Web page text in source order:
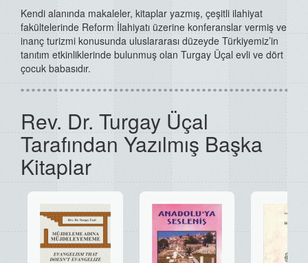
Kendi alanında makaleler, kitaplar yazmış, çeşitli ilahiyat
fakültelerinde Reform İlahiyatı üzerine konferanslar vermiş ve
inanç turizmi konusunda uluslararası düzeyde Türkiyemiz’in
tanıtım etkinliklerinde bulunmuş olan Turgay Üçal evli ve dört
çocuk babasıdır.
Rev. Dr. Turgay Üçal
Tarafından Yazılmış Başka
Kitaplar